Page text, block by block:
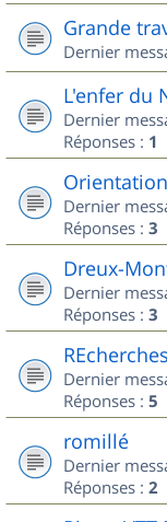
Grande
Dernier
L'enfer du
Dernier
Réponses : 1
Dernier
Réponses : 3
Dreux-
Dernier
Réponses : 3
Dernier
Réponses : 5
romillé
Dernier
Réponses : 2